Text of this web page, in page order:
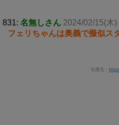
831: 名無しさん 2024/02/15(木
フェリちゃんは奥義で擬似ス
引用元：